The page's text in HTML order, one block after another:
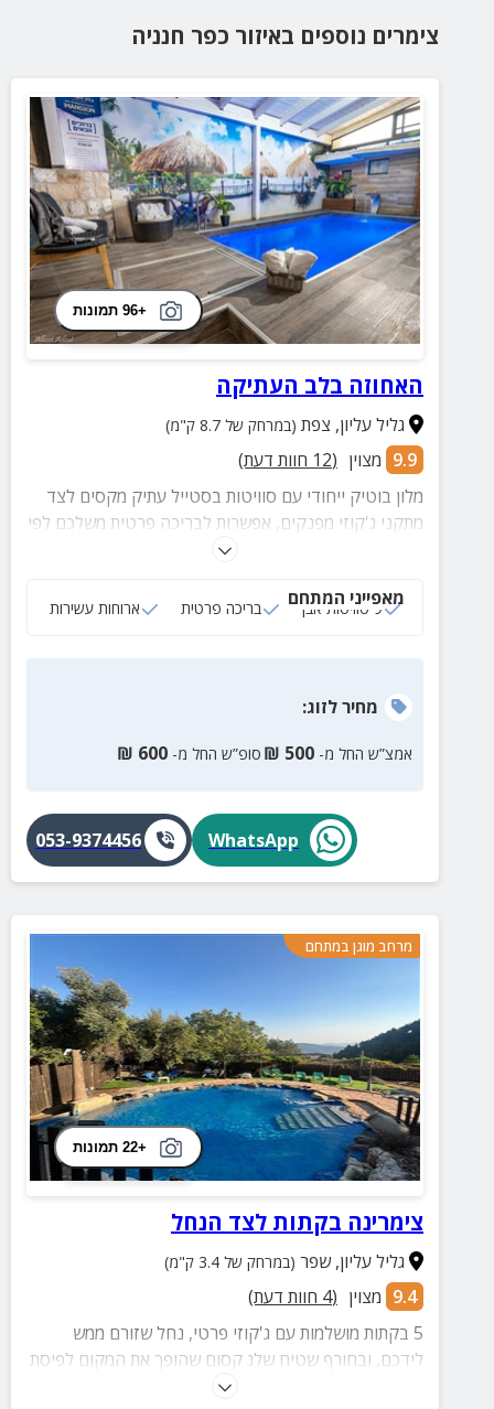
צימרים נוספים באיזור כפר חנניה
+96 תמונות
האחוזה בלב העתיקה
גליל עליון, צפת (במרחק של 8.7 ק"מ)
9.9 מצוין (
12 חוות דעת)
מלון בוטיק ייחודי עם סוויטות בסטייל עתיק מקסים לצד
מתקני ג'קוזי מפנקים, אפשרות לבריכה פרטית משלכם לפי
שעות, ארוחות בהתאמה אישית והמיקום הכי אטרקטיבי
מאפייני המתחם
9 סוויטות אבן בריכה פרטית ארוחות עשירות
מחירלזוג:
אמצ”ש החל מ- 500
₪ סופ”ש החל מ- 600
₪
WhatsApp
053-9374456
מרחב מוגן במתחם
+22 תמונות
צימרינה בקתות לצד הנחל
גליל עליון,שפר (במרחק של 3.4 ק"מ)
9.4 מצוין (
4 חוות דעת)
5 בקתות מושלמות עם ג'קוזי פרטי, נחל שזורם ממש
לידכם, ובחורף שטיח שלג קסום שהופך את המקום לפיסת
גן עדן מושלמת! במתחם חוץ: ספא מפנק, סאונה יבשה